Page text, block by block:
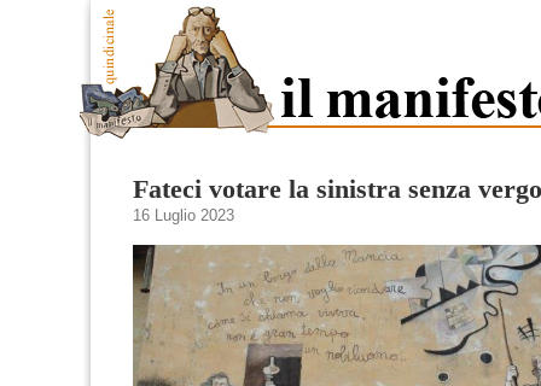
Fateci votare la sinistra senza
16 Luglio 2023